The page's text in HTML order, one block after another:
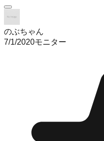
のぶちゃん
7/1/2020モニター